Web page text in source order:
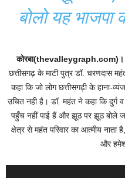
बोलो यह भाजपा
कोरबा(thevalleygraph.com)।
छत्तीसगढ़ के माटी पुत्र डॉ. चरणदास
कहा कि जो लोग छत्तीसगढ़ी के हाना-
उचित नही है। डॉ. महंत ने कहा कि दुर्ग
पहुँच नहीं पाई हैं और झूठ पर झूठ बोले
क्षेत्र से महंत परिवार का आत्मीय
और